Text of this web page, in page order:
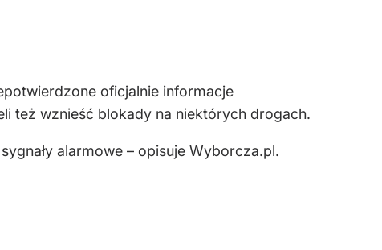
oficjalnie informacje
też wznieść blokady na niektórych drogach.
alarmowe – opisuje Wyborcza.pl.